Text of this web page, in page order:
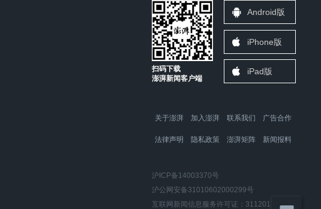
扫码下载
澎湃新闻客户端
Android版
iPhone版
iPad版
关于澎湃 加入澎湃 联系我们 广告合作
法律声明 隐私政策 澎湃矩阵 新闻报料
沪ICP备14003370号
沪公网安备31010602000299号
互联网新闻信息服务许可证：31120170006